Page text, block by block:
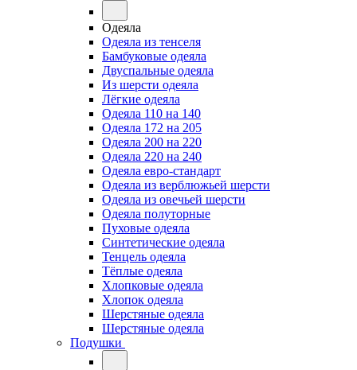
Одеяла
Одеяла из тенселя
Бамбуковые одеяла
Двуспальные одеяла
Из шерсти одеяла
Лёгкие одеяла
Одеяла 110 на 140
Одеяла 172 на 205
Одеяла 200 на 220
Одеяла 220 на 240
Одеяла евро-стандарт
Одеяла из верблюжьей шерсти
Одеяла из овечьей шерсти
Одеяла полуторные
Пуховые одеяла
Синтетические одеяла
Тенцель одеяла
Тёплые одеяла
Хлопковые одеяла
Хлопок одеяла
Шерстяные одеяла
Шерстяные одеяла
Подушки